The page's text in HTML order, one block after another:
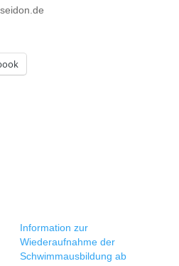
Information zur
Wiederaufnahme der
Schwimmausbildung ab